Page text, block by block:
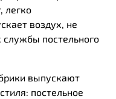
легко
воздух, не
службы постельного
выпускают
постельное